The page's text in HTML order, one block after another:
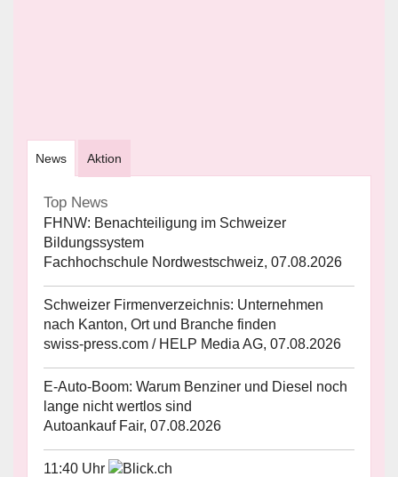
News Aktion
Top News
FHNW: Benachteiligung im Schweizer
Bildungssystem
Fachhochschule Nordwestschweiz, 07.08.2026
Schweizer Firmenverzeichnis: Unternehmen
nach Kanton, Ort und Branche finden
swiss-press.com / HELP Media AG, 07.08.2026
E-Auto-Boom: Warum Benziner und Diesel noch
lange nicht wertlos sind
Autoankauf Fair, 07.08.2026
11:40 Uhr